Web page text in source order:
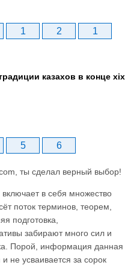
1 2
1
казахов в конце xіх
5 6
ты сделал верный выбор!
в себя множество
поток терминов, теорем,
подготовка,
забирают много сил и
Порой, информация данная
не усваивается за сорок